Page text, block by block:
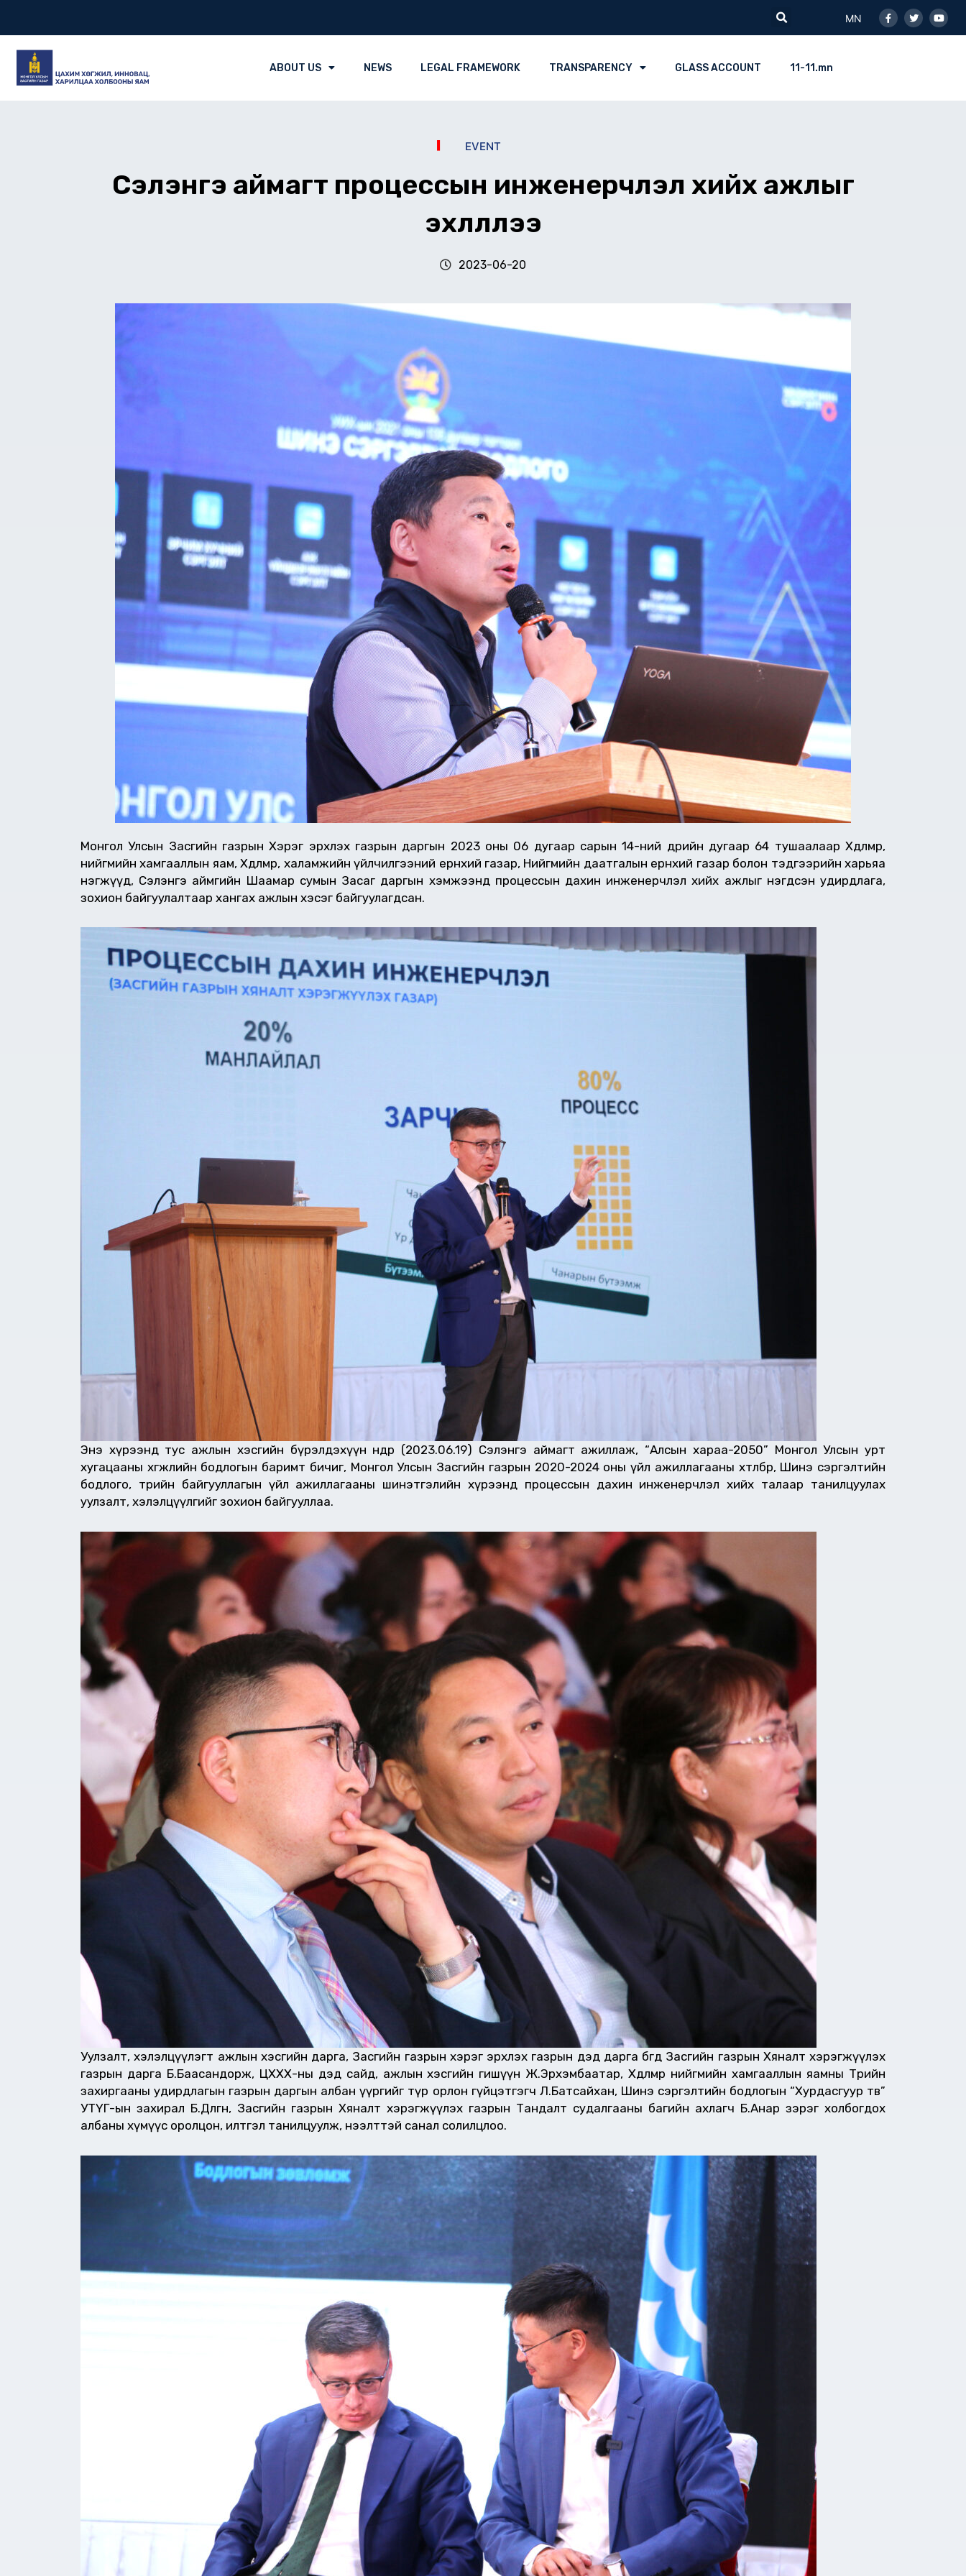
Search
MN
f
ABOUT US NEWS LEGAL FRAMEWORK TRANSPARENCY GLASS ACCOUNT 11-11.mn
EVENT
Сэлэнгэ аймагт процессын инженерчлэл хийх ажлыг
эхлүүллээ
2023-06-20
Монгол Улсын Засгийн газрын Хэрэг эрхлэх газрын даргын 2023 оны 06 дугаар сарын 14-ний өдрийн дугаар 64 тушаалаар Хөдөлмөр,
нийгмийн хамгааллын яам, Хөдөлмөр, халамжийн үйлчилгээний ерөнхий газар, Нийгмийн даатгалын ерөнхий газар болон тэдгээрийн харьяа
нэгжүүд, Сэлэнгэ аймгийн Шаамар сумын Засаг даргын хэмжээнд процессын дахин инженерчлэл хийх ажлыг нэгдсэн удирдлага,
зохион байгуулалтаар хангах ажлын хэсэг байгуулагдсан.
Энэ хүрээнд тус ажлын хэсгийн бүрэлдэхүүн өнөөдөр (2023.06.19) Сэлэнгэ аймагт ажиллаж, “Алсын хараа-2050” Монгол Улсын урт
хугацааны хөгжлийн бодлогын баримт бичиг, Монгол Улсын Засгийн газрын 2020-2024 оны үйл ажиллагааны хөтөлбөр, Шинэ сэргэлтийн
бодлого, төрийн байгууллагын үйл ажиллагааны шинэтгэлийн хүрээнд процессын дахин инженерчлэл хийх талаар танилцуулах
уулзалт, хэлэлцүүлгийг зохион байгууллаа.
Уулзалт, хэлэлцүүлэгт ажлын хэсгийн дарга, Засгийн газрын хэрэг эрхлэх газрын дэд дарга бөгөөд Засгийн газрын Хяналт хэрэгжүүлэх
газрын дарга Б.Баасандорж, ЦХХХ-ны дэд сайд, ажлын хэсгийн гишүүн Ж.Эрхэмбаатар, Хөдөлмөр нийгмийн хамгааллын яамны Төрийн
захиргааны удирдлагын газрын даргын албан үүргийг түр орлон гүйцэтгэгч Л.Батсайхан, Шинэ сэргэлтийн бодлогын “Хурдасгуур төв”
УТҮГ-ын захирал Б.Дөлгөөн, Засгийн газрын Хяналт хэрэгжүүлэх газрын Тандалт судалгааны багийн ахлагч Б.Анар зэрэг холбогдох
албаны хүмүүс оролцон, илтгэл танилцуулж, нээлттэй санал солилцлоо.